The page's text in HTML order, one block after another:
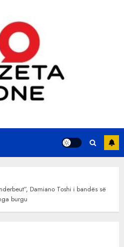
Damiano Toshi i bandës së
burgu